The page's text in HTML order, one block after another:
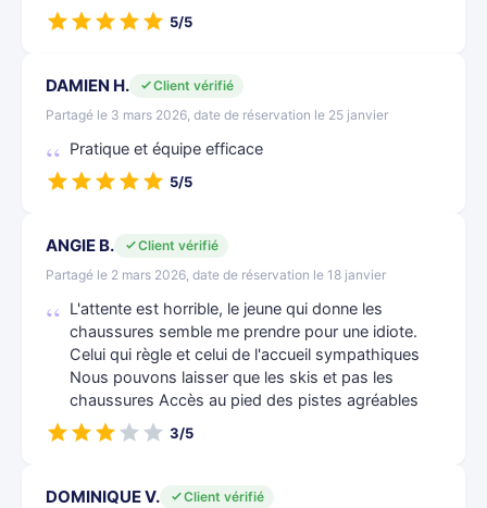
5/5
DAMIEN H.
Client vérifié
Partagé le 3 mars 2026, date de réservation le 25 janvier
Pratique et équipe efficace
5/5
ANGIE B.
Client vérifié
Partagé le 2 mars 2026, date de réservation le 18 janvier
L'attente est horrible, le jeune qui donne les
chaussures semble me prendre pour une idiote.
Celui qui règle et celui de l'accueil sympathiques
Nous pouvons laisser que les skis et pas les
chaussures Accès au pied des pistes agréables
3/5
DOMINIQUE V.
Client vérifié